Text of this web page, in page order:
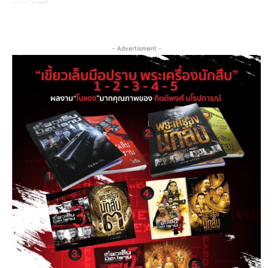
- Advertisment -